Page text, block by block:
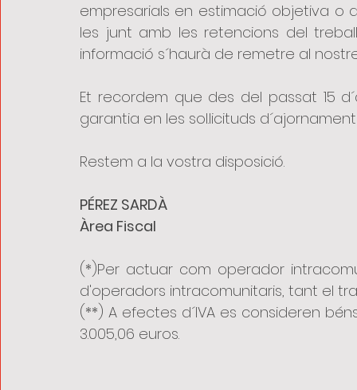
empresarials en estimació objetiva o
les junt amb les retencions del
informació s´haurà de remetre al
Et recordem que des del passat 15
garantia en les sol.licituds
Restem a la vostra disposició.
PÉREZ SARDÀ
Àrea Fiscal
(*)Per actuar com operador
d'operadors intracomunitaris, tant el
(**) A efectes d´IVA es consideren
3.005,06 euros.